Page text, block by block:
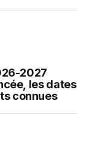
2027
les dates
connues